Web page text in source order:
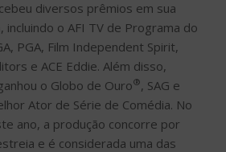
diversos prêmios em sua
o AFI TV de Programa do
PGA, Film Independent Spirit,
e ACE Eddie. Além disso,
o Globo de Ouro®, SAG e
Ator de Série de Comédia. No
ano, a produção concorre por
e é considerada uma das